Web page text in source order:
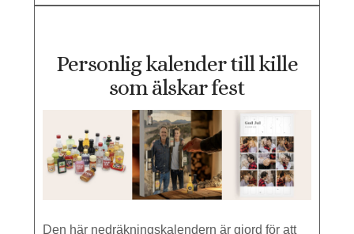
Personlig kalender till kille
som älskar fest
Den här nedräkningskalendern är gjord för att